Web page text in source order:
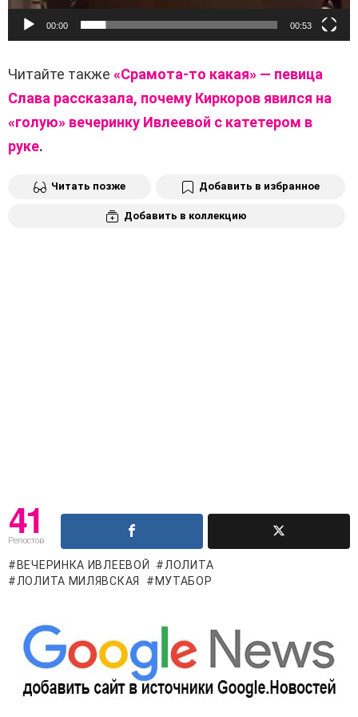
00:00 00:53
Читайте также «Срамота-то какая» — певица
Слава рассказала, почему Киркоров явился на
«голую» вечеринку Ивлеевой с катетером в
руке.
Читать позже Добавить в избранное
Добавить в коллекцию
41
Репостов
ВЕЧЕРИНКА ИВЛЕЕВОЙ
ЛОЛИТА
ЛОЛИТА МИЛЯВСКАЯ
МУТАБОР